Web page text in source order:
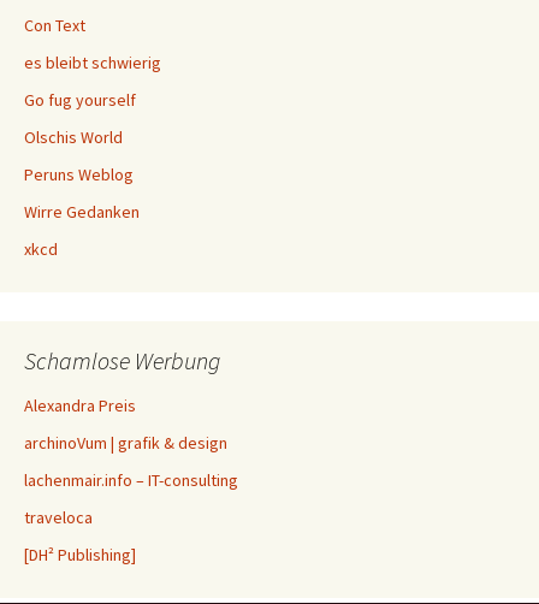
Con Text
es bleibt schwierig
Go fug yourself
Olschis World
Peruns Weblog
Wirre Gedanken
xkcd
Schamlose Werbung
Alexandra Preis
archinoVum | grafik & design
lachenmair.info – IT-consulting
traveloca
[DH² Publishing]